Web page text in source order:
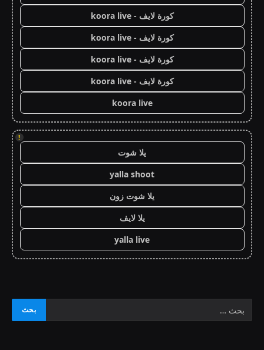
كورة لايف - koora live
كورة لايف - koora live
كورة لايف - koora live
كورة لايف - koora live
koora live
!
يلا شوت
yalla shoot
يلا شوت زون
يلا لايف
yalla live